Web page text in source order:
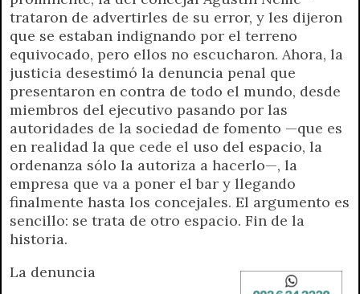
trataron de advertirles de su error, y les dijeron
que se estaban indignando por el terreno
equivocado, pero ellos no escucharon. Ahora, la
justicia desestimó la denuncia penal que
presentaron en contra de todo el mundo, desde
miembros del ejecutivo pasando por las
autoridades de la sociedad de fomento —que es
en realidad la que cede el uso del espacio, la
ordenanza sólo la autoriza a hacerlo—, la
empresa que va a poner el bar y llegando
finalmente hasta los concejales. El argumento es
sencillo: se trata de otro espacio. Fin de la
historia.
La denuncia